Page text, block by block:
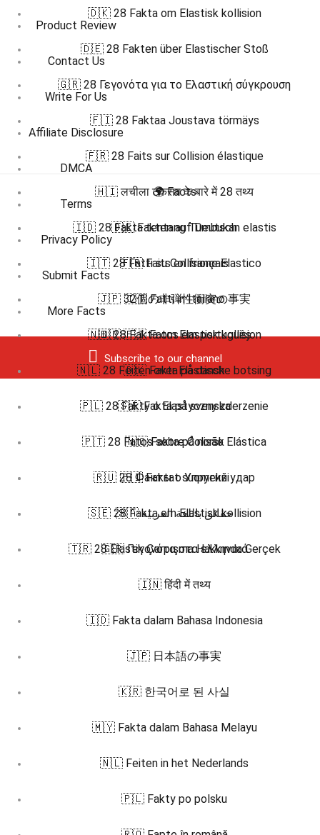
Product Review
Contact Us
Write For Us
Affiliate Disclosure
DMCA
Terms
Privacy Policy
Submit Facts
More Facts
Subscribe to our channel
🇩🇰 28 Fakta om Elastisk kollision
🇩🇪 28 Fakten über Elastischer Stoß
🇬🇷 28 Γεγονότα για το Ελαστική σύγκρουση
🇫🇮 28 Faktaa Joustava törmäys
🇫🇷 28 Faits sur Collision élastique
🇭🇮 लचीला टकराव के बारे में 28 तथ्य
🇮🇩 28 Fakta tentang Tumbukan elastis
🇮🇹 28 Fatti su Collisione Elastico
🇯🇵 32個の非弾性衝突の事実
🇳🇴 28 Fakta om Elastisk kollisjon
🇳🇱 28 Feiten over Elastische botsing
🇵🇱 28 Fakty o Elastyczny zderzenie
🇵🇹 28 Fatos sobre Colisão Elástica
🇷🇺 28 Факты о Упругий удар
🇸🇪 28 Fakta om Elastisk kollision
🇹🇷 28 Elastik Çarpışma Hakkında Gerçek
🌍 Facts
🇩🇪 Fakten auf Deutsch
🇫🇷 Faits en français
🇮🇹 Fatti in Italiano
🇧🇷 🇵🇹 Fatos em português
🇩🇰 Fakta på dansk
🇸🇪 Fakta på svenska
🇳🇴 Fakta på norsk
🇫🇮 Faktat suomeksi
🇸🇦 حقائق باللغة العربية
🇬🇷 Γεγονότα στα ελληνικά
🇮🇳 हिंदी में तथ्य
🇮🇩 Fakta dalam Bahasa Indonesia
🇯🇵 日本語の事実
🇰🇷 한국어로 된 사실
🇲🇾 Fakta dalam Bahasa Melayu
🇳🇱 Feiten in het Nederlands
🇵🇱 Fakty po polsku